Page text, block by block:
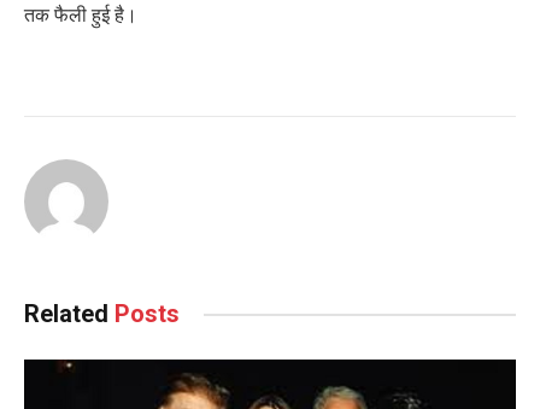
तक फैली हुई है।
Related Posts